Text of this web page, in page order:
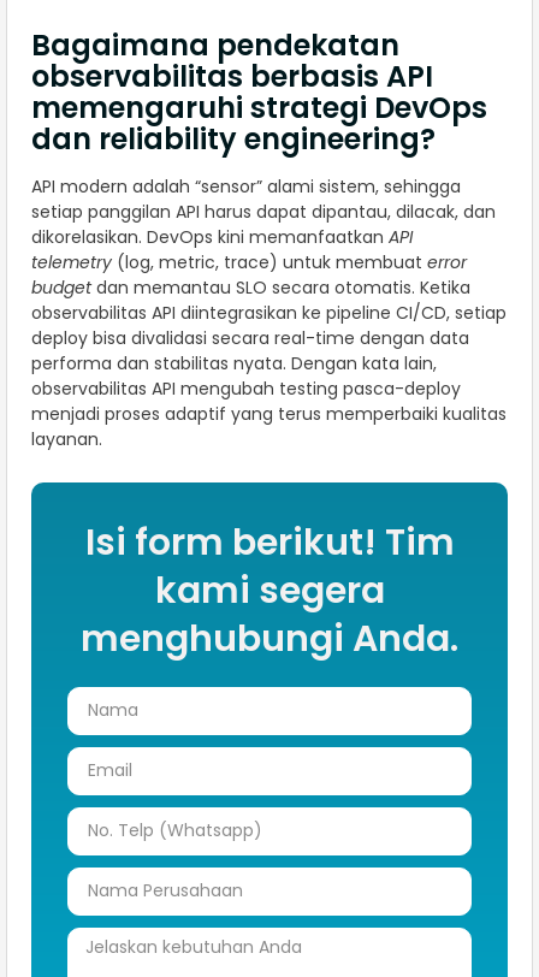
Bagaimana pendekatan
observabilitas berbasis API
memengaruhi strategi DevOps
dan reliability engineering?
API modern adalah “sensor” alami sistem, sehingga
setiap panggilan API harus dapat dipantau, dilacak, dan
dikorelasikan. DevOps kini memanfaatkan API
telemetry (log, metric, trace) untuk membuat error
budgetdan memantau SLO secara otomatis. Ketika
observabilitas API diintegrasikan ke pipeline CI/CD, setiap
deploy bisa divalidasi secara real-time dengan data
performa dan stabilitas nyata. Dengan kata lain,
observabilitas API mengubah testing pasca-deploy
menjadi proses adaptif yang terus memperbaiki kualitas
layanan.
Isi form berikut! Tim
kami segera
menghubungi Anda.